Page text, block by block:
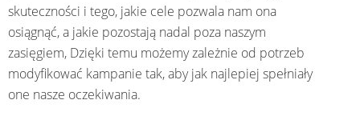
skuteczności i tego, jakie cele pozwala nam ona
osiągnąć, a jakie pozostają nadal poza naszym
zasięgiem, Dzięki temu możemy zależnie od potrzeb
modyfikować kampanie tak, aby jak najlepiej spełniały
one nasze oczekiwania.